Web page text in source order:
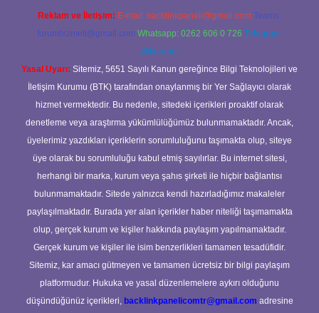
Reklam ve İletişim: E-mail: backlinkpaneli@gmail.com Teams:
forumhizmeti@gmail.com Whatsapp: 0262 606 0 726 Telegram:
@karabul
Yasal Uyarı: Sitemiz, 5651 Sayılı Kanun gereğince Bilgi Teknolojileri ve
İletişim Kurumu (BTK) tarafından onaylanmış bir Yer Sağlayıcı olarak
hizmet vermektedir. Bu nedenle, sitedeki içerikleri proaktif olarak
denetleme veya araştırma yükümlülüğümüz bulunmamaktadır. Ancak,
üyelerimiz yazdıkları içeriklerin sorumluluğunu taşımakta olup, siteye
üye olarak bu sorumluluğu kabul etmiş sayılırlar. Bu internet sitesi,
herhangi bir marka, kurum veya şahıs şirketi ile hiçbir bağlantısı
bulunmamaktadır. Sitede yalnızca kendi hazırladığımız makaleler
paylaşılmaktadır. Burada yer alan içerikler haber niteliği taşımamakta
olup, gerçek kurum ve kişiler hakkında paylaşım yapılmamaktadır.
Gerçek kurum ve kişiler ile isim benzerlikleri tamamen tesadüfidir.
Sitemiz, kar amacı gütmeyen ve tamamen ücretsiz bir bilgi paylaşım
platformudur. Hukuka ve yasal düzenlemelere aykırı olduğunu
düşündüğünüz içerikleri, backlinkpanelicomtr@gmail.com adresine